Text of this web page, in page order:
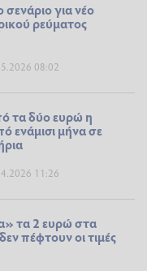
για νέο
ρεύματος
08:02
τα δύο ευρώ η
ενάμισι μήνα σε
11:26
τα 2 ευρώ στα
πέφτουν οι τιμές